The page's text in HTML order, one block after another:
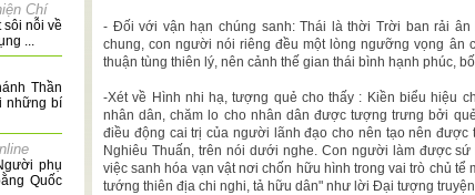
Chí
sôi nỗi về
...
Thần
những bí
phụ
Quốc
- Đối với vận hạn chúng sanh: Thái là thời Trời ban rải
chung, con người nói riêng đều một lòng ngưỡng vọng ân
thuận tùng thiên lý, nên cảnh thế gian thái bình hạnh phúc,
-Xét về Hình nhi hạ, tượng quẻ cho thấy : Kiền biểu hiệu
nhân dân, chăm lo cho nhân dân được tượng trưng bởi
điều động cai trị của người lãnh đạo cho nên tạo nên
Nghiêu Thuấn, trên nói dưới nghe. Con người làm được
việc sanh hóa vạn vật nơi chốn hữu hình trong vai trò chủ
tướng thiên địa chi nghi, tả hữu dân" như lời Đại tượng